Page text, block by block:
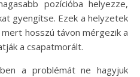
pozícióba helyezze,
gyengítse. Ezek a helyzetek
hosszú távon mérgezik a
a csapatmorált.
a problémát ne hagyjuk